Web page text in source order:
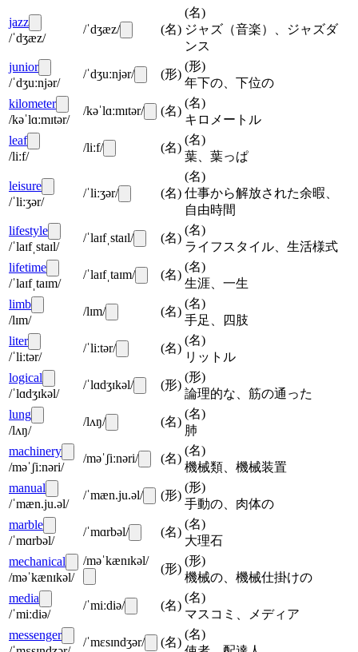
jazz
/ˈdʒæz/
/ˈdʒæz/ (名)
(名)
ジャズ（音楽）、ジャズダ
ンス
junior
/ˈdʒuːnjər/
/ˈdʒuːnjər/ (形)
(形)
年下の、下位の
kilometer
/kəˈlɑːmɪtər/
/kəˈlɑːmɪtər/ (名)
(名)
キロメートル
leaf
/liːf/
/liːf/ (名)
(名)
葉、葉っぱ
leisure
/ˈliːʒər/
/ˈliːʒər/ (名)
(名)
仕事から解放された余暇、
自由時間
lifestyle
/ˈlaɪfˌstaɪl/
/ˈlaɪfˌstaɪl/ (名)
(名)
ライフスタイル、生活様式
lifetime
/ˈlaɪfˌtaɪm/
/ˈlaɪfˌtaɪm/ (名)
(名)
生涯、一生
limb
/lɪm/
/lɪm/ (名)
(名)
手足、四肢
liter
/ˈliːtər/
/ˈliːtər/ (名)
(名)
リットル
logical
/ˈlɑdʒɪkəl/
/ˈlɑdʒɪkəl/ (形)
(形)
論理的な、筋の通った
lung
/lʌŋ/
/lʌŋ/ (名)
(名)
肺
machinery
/məˈʃiːnəri/
/məˈʃiːnəri/ (名)
(名)
機械類、機械装置
manual
/ˈmæn.ju.əl/
/ˈmæn.ju.əl/ (形)
(形)
手動の、肉体の
marble
/ˈmɑrbəl/
/ˈmɑrbəl/ (名)
(名)
大理石
mechanical
/məˈkænɪkəl/
/məˈkænɪkəl/
(形)
(形)
機械の、機械仕掛けの
media
/ˈmiːdiə/
/ˈmiːdiə/ (名)
(名)
マスコミ、メディア
messenger
/ˈmɛsɪndʒər/ (名)
(名)